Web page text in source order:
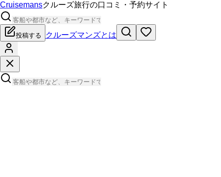
Cruisemansクルーズ旅行の口コミ・予約サイト
投稿する クルーズマンズとは